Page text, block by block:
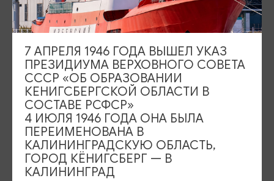
7 АПРЕЛЯ 1946 ГОДА ВЫШЕЛ УКАЗ
ПРЕЗИДИУМА ВЕРХОВНОГО СОВЕТА
СССР «ОБ ОБРАЗОВАНИИ
КЕНИГСБЕРГСКОЙ ОБЛАСТИ В
СОСТАВЕ РСФСР»
4 ИЮЛЯ 1946 ГОДА ОНА БЫЛА
ПЕРЕИМЕНОВАНА В
КАЛИНИНГРАДСКУЮ ОБЛАСТЬ,
ГОРОД КЁНИГСБЕРГ — В
КАЛИНИНГРАД